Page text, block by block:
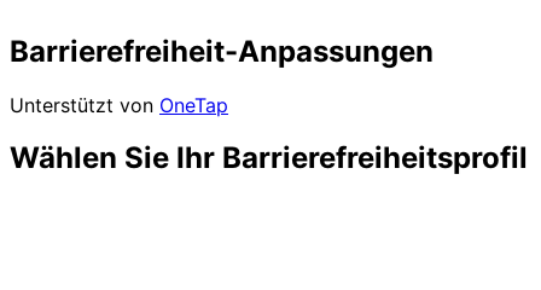
Barrierefreiheit-Anpassungen
Unterstützt von OneTap
Wählen Sie Ihr Barrierefreiheitsprofil